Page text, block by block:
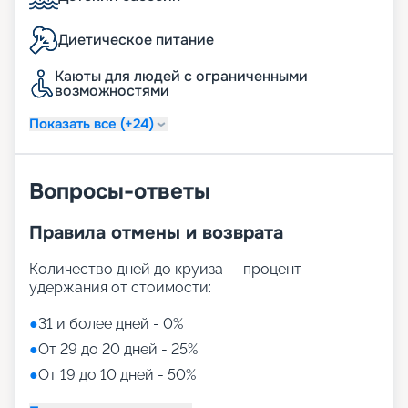
предложений уточняется на борту.
Фитнес и спорт
Нам есть что предложить туристам,
предпочитающим активный отдых. В план
оформления палуб включены 3 бассейна, в том
оформлена беговыми дорожками. Можно
однозначно придется по душе скалодром.
Удобства для детей
По запросу предоставляются услуги
внимательной и опытной няни. Открыты детская
присматривающие за юными туристами,
организуют интересный и познавательный досуг.
О каютах
Диетическое питание
Каюты для людей с ограниченными
возможностями
Показать все (+24)
Вопросы-ответы
Правила отмены и возврата
Количество дней до круиза — процент
удержания от стоимости:
●31 и более дней - 0%
●От 29 до 20 дней - 25%
●От 19 до 10 дней - 50%